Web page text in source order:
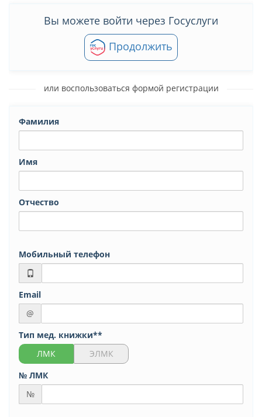
Вы можете войти через Госуслуги
Продолжить
или воспользоваться формой регистрации
Фамилия
Имя
Отчество
Мобильный телефон
Email
@
Тип мед. книжки**
ЛМК
ЭЛМК
№ ЛМК
№